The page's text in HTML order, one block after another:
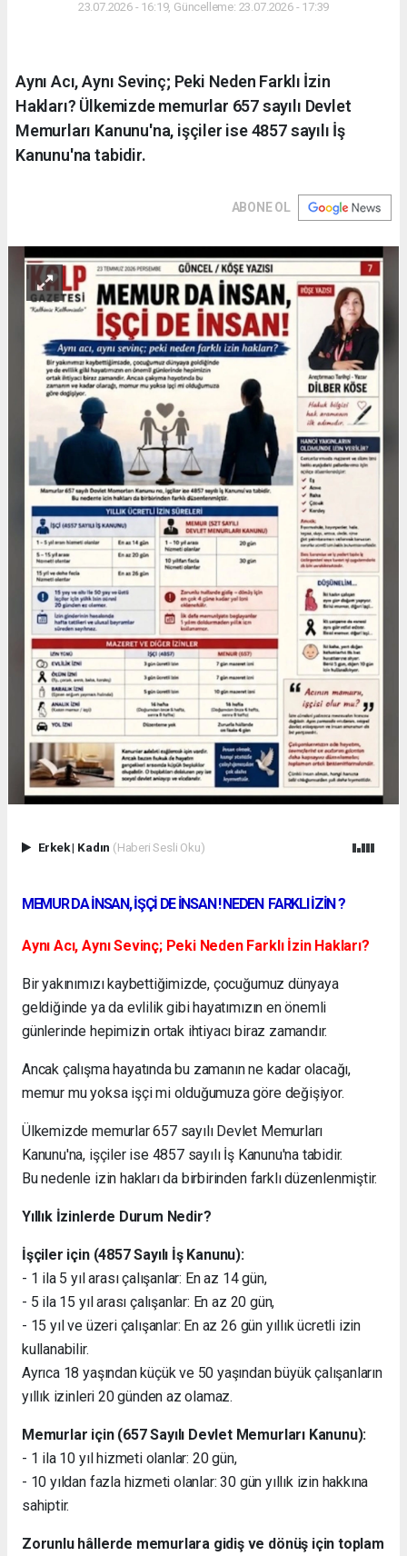
23.07.2026 - 16:19, Güncelleme: 23.07.2026 - 17:39
Aynı Acı, Aynı Sevinç; Peki Neden Farklı İzin
Hakları? Ülkemizde memurlar 657 sayılı Devlet
Memurları Kanunu'na, işçiler ise 4857 sayılı İş
Kanunu'na tabidir.
ABONE OL
Erkek| Kadın (Haberi Sesli Oku)
MEMUR DA İNSAN, İŞÇİ DE İNSAN ! NEDEN FARKLI İZİN ?
Aynı Acı, Aynı Sevinç; Peki Neden Farklı İzin Hakları?
Bir yakınımızı kaybettiğimizde, çocuğumuz dünyaya
geldiğinde ya da evlilik gibi hayatımızın en önemli
günlerinde hepimizin ortak ihtiyacı biraz zamandır.
Ancak çalışma hayatında bu zamanın ne kadar olacağı,
memur mu yoksa işçi mi olduğumuza göre değişiyor.
Ülkemizde memurlar 657 sayılı Devlet Memurları
Kanunu'na, işçiler ise 4857 sayılı İş Kanunu'na tabidir.
Bu nedenle izin hakları da birbirinden farklı düzenlenmiştir.
Yıllık İzinlerde Durum Nedir?
İşçiler için (4857 Sayılı İş Kanunu):
- 1 ila 5 yıl arası çalışanlar: En az 14 gün,
- 5 ila 15 yıl arası çalışanlar: En az 20 gün,
- 15 yıl ve üzeri çalışanlar: En az 26 gün yıllık ücretli izin
kullanabilir.
Ayrıca 18 yaşından küçük ve 50 yaşından büyük çalışanların
yıllık izinleri 20 günden az olamaz.
Memurlar için (657 Sayılı Devlet Memurları Kanunu):
- 1 ila 10 yıl hizmeti olanlar: 20 gün,
- 10 yıldan fazla hizmeti olanlar: 30 gün yıllık izin hakkına
sahiptir.
Zorunlu hâllerde memurlara gidiş ve dönüş için toplam